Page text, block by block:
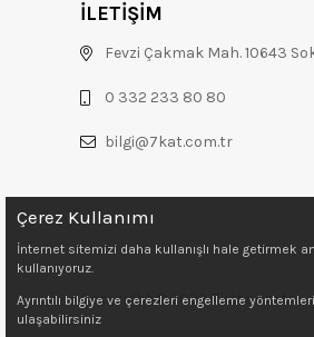
İLETİŞİM
Fevzi Çakmak Mah. 10643
0 332 233 80 80
bilgi@7kat.com.tr
Copyright © 2022 7kat.com.tr
Çerez Kullanımı
İnternet sitemizi daha kullanışlı hale getirmek
kullanıyoruz.
Ayrıntılı bilgiye ve çerezleri engelleme
ulaşabilirsiniz